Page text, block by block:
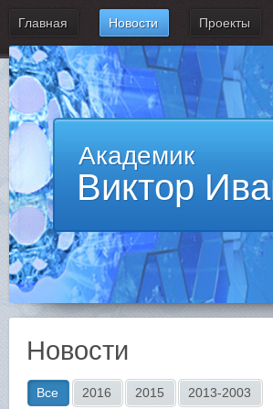
Главная Новости Проекты
Академик
Виктор
Новости
Все 2016 2015 2013-2003